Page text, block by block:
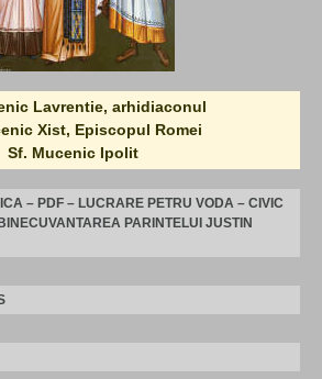
Lavrentie, arhidiaconul
Xist, Episcopul Romei
Sf. Mucenic Ipolit
– PDF – LUCRARE PETRU VODA – CIVIC
PARINTELUI JUSTIN